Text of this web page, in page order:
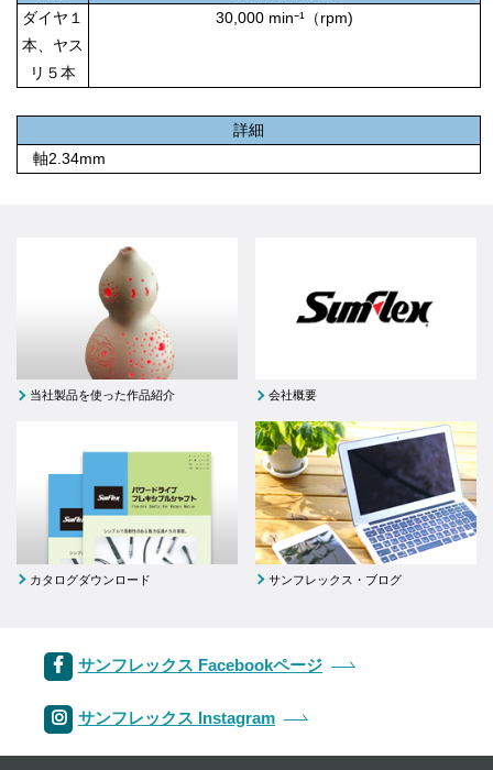
ダイヤ１
本、ヤス
リ５本
30,000 min⁻¹（rpm)
詳細
軸2.34mm
当社製品を使った作品紹介 会社概要
カタログダウンロード サンフレックス・ブログ
サンフレックス Facebookページ
サンフレックス Instagram